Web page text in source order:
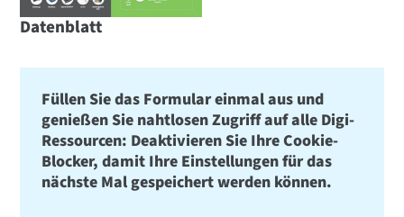
Füllen Sie das Formular einmal aus und
genießen Sie nahtlosen Zugriff auf alle Digi-
Ressourcen: Deaktivieren Sie Ihre Cookie-
Blocker, damit Ihre Einstellungen für das
nächste Mal gespeichert werden können.
Datenblatt